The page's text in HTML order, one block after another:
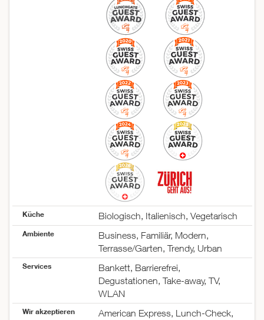
geschlossen
Küche Biologisch, Italienisch, Vegetarisch
Ambiente
Business, Familiär, Modern,
Terrasse/Garten, Trendy, Urban
Services
Bankett, Barrierefrei,
Degustationen, Take-away, TV,
WLAN
Wir akzeptieren
American Express, Lunch-Check,